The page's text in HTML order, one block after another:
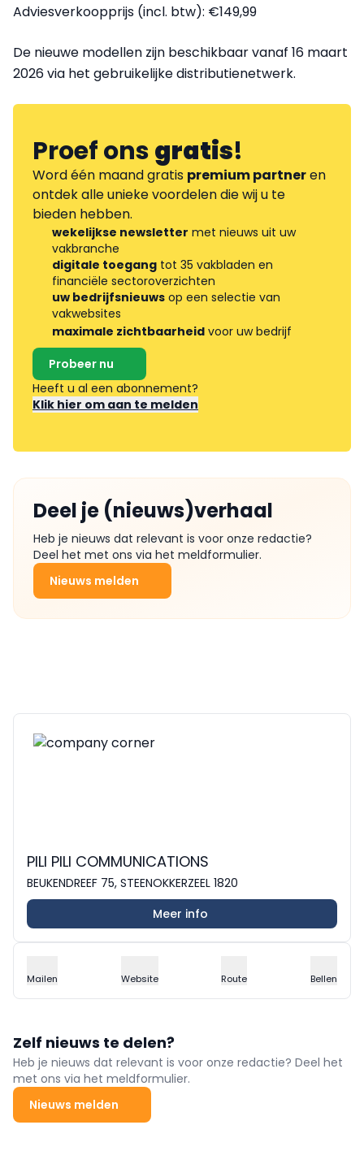
Adviesverkoopprijs (incl. btw): €149,99
De nieuwe modellen zijn beschikbaar vanaf 16 maart
2026 via het gebruikelijke distributienetwerk.
Proef onsgratis!
Word één maand gratis premium partneren
ontdek alle unieke voordelen die wij u te
bieden hebben.
wekelijkse newsletter met nieuws uit uw
vakbranche
digitale toegang tot 35 vakbladen en
financiële sectoroverzichten
uw bedrijfsnieuws op een selectie van
vakwebsites
maximale zichtbaarheid voor uw bedrijf
Probeer nu
Heeft u al een abonnement?
Klik hier om aan te melden
Deel je (nieuws)verhaal
Heb je nieuws dat relevant is voor onze redactie?
Deel het met ons via het meldformulier.
Nieuws melden
PILI PILI COMMUNICATIONS
BEUKENDREEF 75, STEENOKKERZEEL 1820
Meer info
Mailen Website Route Bellen
Zelf nieuws te delen?
Heb je nieuws dat relevant is voor onze redactie? Deel het
met ons via het meldformulier.
Nieuws melden